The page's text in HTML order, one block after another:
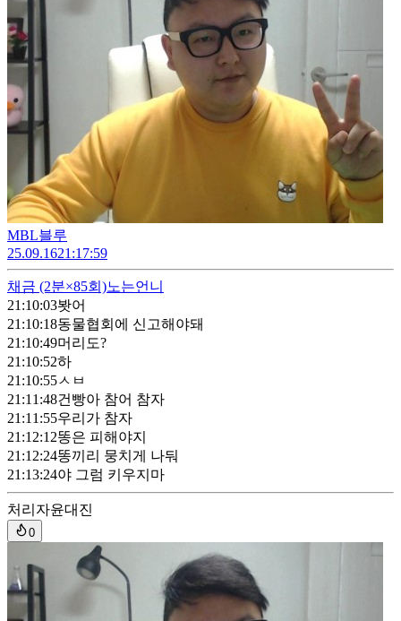
MBL블루
25.09.1621:17:59
채금 (2분×85회)노는언니
21:10:03봣어
21:10:18동물협회에 신고해야돼
21:10:49머리도?
21:10:52하
21:10:55ㅅㅂ
21:11:48건빵아 참어 참자
21:11:55우리가 참자
21:12:12똥은 피해야지
21:12:24똥끼리 뭉치게 나둬
21:13:24야 그럼 키우지마
처리자윤대진
0